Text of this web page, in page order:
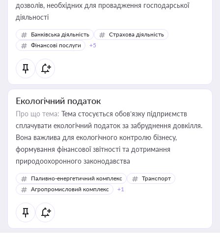
дозволів, необхідних для провадження господарської
діяльності
Банківська діяльність
Страхова діяльність
Фінансові послуги
+5
Екологічний податок
Про що тема: Тема стосується обов’язку підприємств
сплачувати екологічний податок за забруднення довкілля.
Вона важлива для екологічного контролю бізнесу,
формування фінансової звітності та дотримання
природоохоронного законодавства
Паливно-енергетичний комплекс
Транспорт
Агропромисловий комплекс
+1